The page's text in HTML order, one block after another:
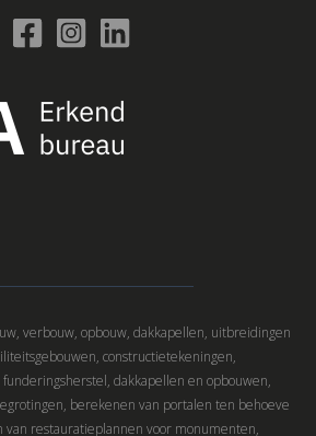
verbouw, opbouw, dakkapellen, uitbreidingen
constructietekeningen,
dakkapellen en opbouwen,
berekenen van portalen ten behoeve
restauratieplannen voor monumenten,